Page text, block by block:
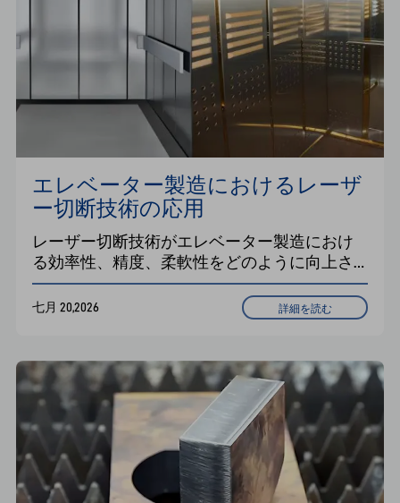
エレベーター製造におけるレーザ
ー切断技術の応用
レーザー切断技術がエレベーター製造におけ
る効率性、精度、柔軟性をどのように向上さ
せるかをご覧ください。GRCシリーズのコイル
レーザー切断生産ラインは、コイルの巻き出
し、レベリング、切断、ブランキングを統合
ドタイムを短縮し、コストを削減し、スマー
トエレベーターの複雑な板金部品に求められ
る高い品質要件を満たします。
七月 20,2026 詳細を読む